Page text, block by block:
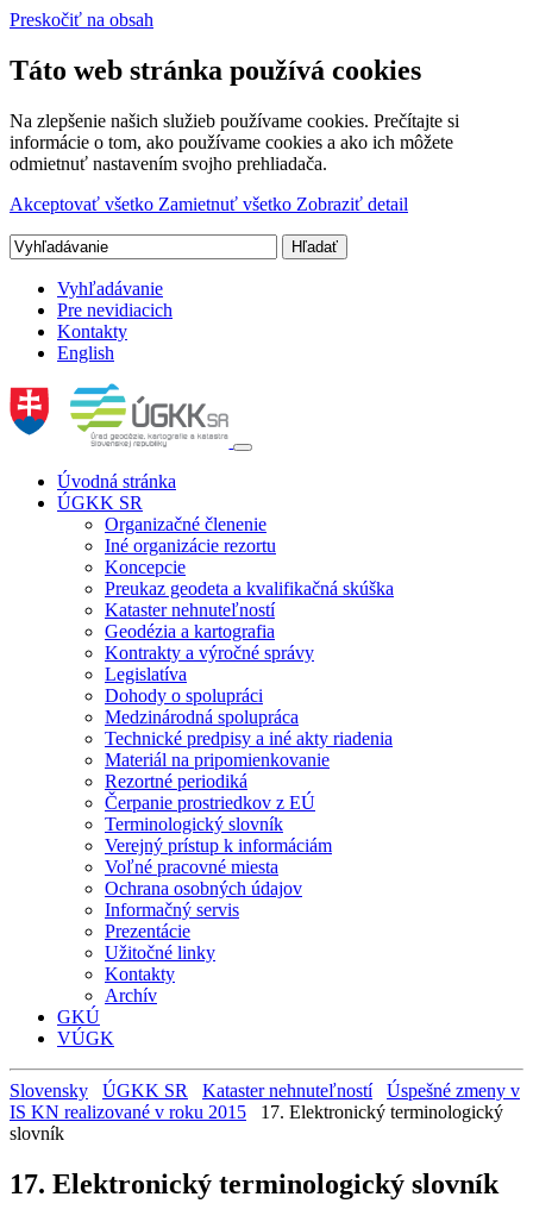
Preskočiť na obsah
Táto web stránka používá cookies
Na zlepšenie našich služieb používame cookies. Prečítajte si
informácie o tom, ako používame cookies a ako ich môžete
odmietnuť nastavením svojho prehliadača.
Akceptovať všetko Zamietnuť všetko Zobraziť detail
Vyhľadávanie
Pre nevidiacich
Kontakty
English
Úvodná stránka
ÚGKK SR
Organizačné členenie
Iné organizácie rezortu
Koncepcie
Preukaz geodeta a kvalifikačná skúška
Kataster nehnuteľností
Geodézia a kartografia
Kontrakty a výročné správy
Legislatíva
Dohody o spolupráci
Medzinárodná spolupráca
Technické predpisy a iné akty riadenia
Materiál na pripomienkovanie
Rezortné periodiká
Čerpanie prostriedkov z EÚ
Terminologický slovník
Verejný prístup k informáciám
Voľné pracovné miesta
Ochrana osobných údajov
Informačný servis
Prezentácie
Užitočné linky
Kontakty
Archív
GKÚ
VÚGK
Slovensky ÚGKK SR Kataster nehnuteľností
Úspešné zmeny v
IS KN realizované v roku 2015
17. Elektronický terminologický
slovník
17. Elektronický terminologický slovník